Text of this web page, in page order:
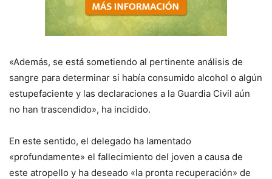
«Además, se está sometiendo al pertinente análisis de
sangre para determinar si había consumido alcohol o algún
estupefaciente y las declaraciones a la Guardia Civil aún
no han trascendido», ha incidido.
En este sentido, el delegado ha lamentado
«profundamente» el fallecimiento del joven a causa de
este atropello y ha deseado «la pronta recuperación» de